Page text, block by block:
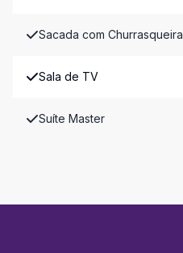
Sacada com Churrasqueira
Sala de TV
Suíte Master